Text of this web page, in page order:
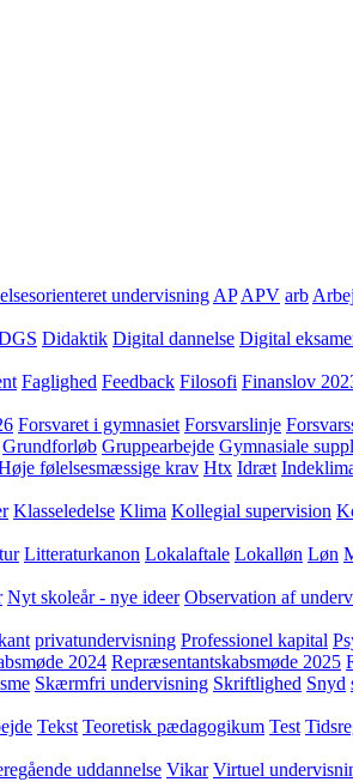
undervisning AP APV arb
Didaktik Digital dannelse Digital
Faglighed Feedback Filosofi Finanslov
Forsvaret i gymnasiet Forsvarslinje
Grundforløb Gruppearbejde Gymnasiale
følelsesmæssige krav Htx Idræt
Klasseledelse Klima Kollegial supervision
Litteraturkanon Lokalaftale Lokalløn Løn
Nyt skoleår - nye ideer Observation af
privatundervisning Professionel kapital
2024 Repræsentantskabsmøde 2025
Skærmfri undervisning Skriftlighed Snyd
Tekst Teoretisk pædagogikum Test
uddannelse Vikar Virtuel